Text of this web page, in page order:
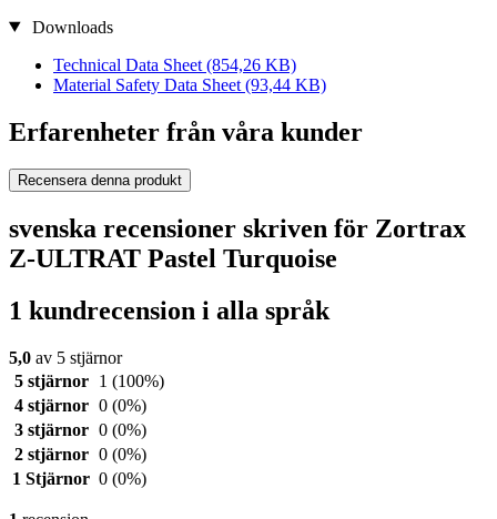
Downloads
Technical Data Sheet (854,26 KB)
Material Safety Data Sheet (93,44 KB)
Erfarenheter från våra kunder
Recensera denna produkt
svenska recensioner skriven för Zortrax
Z-ULTRAT Pastel Turquoise
1 kundrecension i alla språk
5,0 av 5 stjärnor
5 stjärnor
1 (100%)
4 stjärnor 0 (0%)
3 stjärnor 0 (0%)
2 stjärnor 0 (0%)
1 Stjärnor 0 (0%)